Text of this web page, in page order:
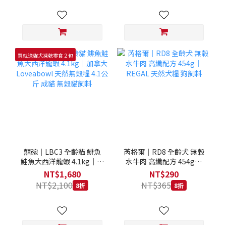
買就送貓犬凍乾零食２包
囍碗｜LBC3 全齡貓 鯡魚
鮭魚大西洋龍蝦 4.1kg｜加
拿大 Loveabowl 天然無穀
糧 4.1公斤 成貓 無穀貓飼
料
NT$1,680
NT$2,100 8折
芮格爾｜RD8 全齡犬 無榖
水牛肉 高纖配方 454g｜
REGAL 天然犬糧 狗飼料
NT$290
NT$365 8折